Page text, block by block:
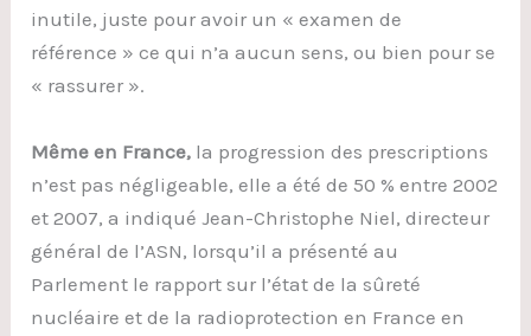
inutile, juste pour avoir un « examen de
référence » ce qui n’a aucun sens, ou bien pour se
« rassurer ».
Même en France, la progression des prescriptions
n’est pas négligeable, elle a été de 50 % entre 2002
et 2007, a indiqué Jean-Christophe Niel, directeur
général de l’ASN, lorsqu’il a présenté au
Parlement le rapport sur l’état de la sûreté
nucléaire et de la radioprotection en France en